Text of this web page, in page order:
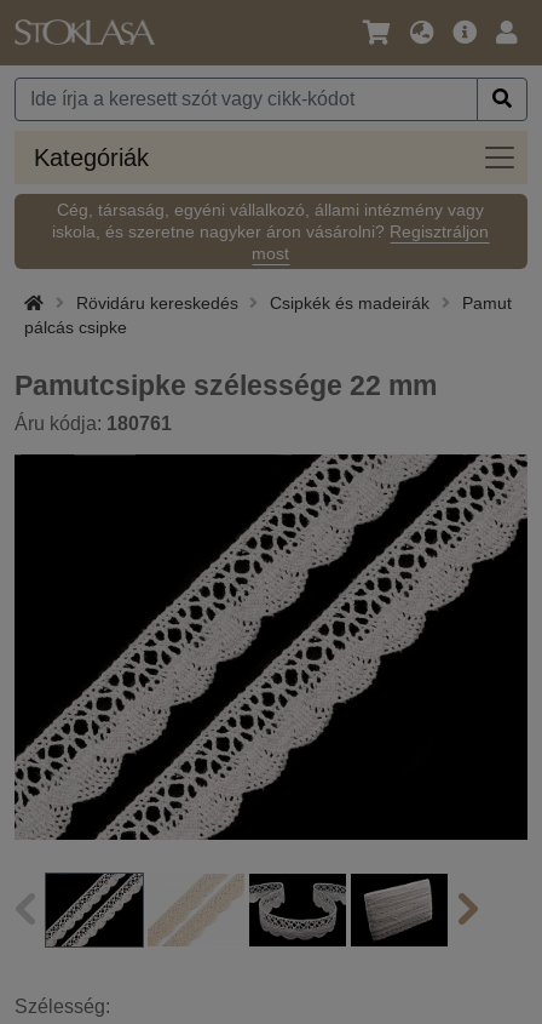
Nyelv
Pénznem
Fő
Kategóriák
Cég, társaság, egyéni vállalkozó, állami intézmény vagy
iskola, és szeretne nagyker áron vásárolni? Regisztráljon
most
Rövidáru kereskedés Csipkék és madeirák
Pamut
pálcás csipke
Pamutcsipke szélessége 22 mm
Áru kódja: 180761
Szélesség: